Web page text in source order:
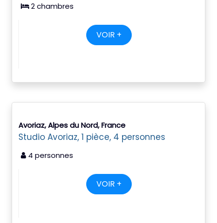
2 chambres
VOIR +
Avoriaz, Alpes du Nord, France
Studio Avoriaz, 1 pièce, 4 personnes
4 personnes
VOIR +